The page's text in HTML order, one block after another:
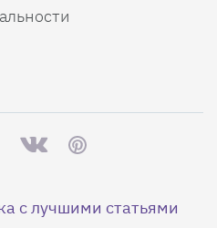
с лучшими статьями